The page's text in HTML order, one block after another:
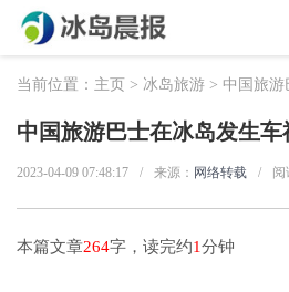
当前位置： 主页 > 冰岛旅游 > 中国旅游
中国旅游巴士在冰岛发生
2023-04-09 07:48:17 / 来源： 网络转载 / 阅
本篇文章264字，读完约1分钟